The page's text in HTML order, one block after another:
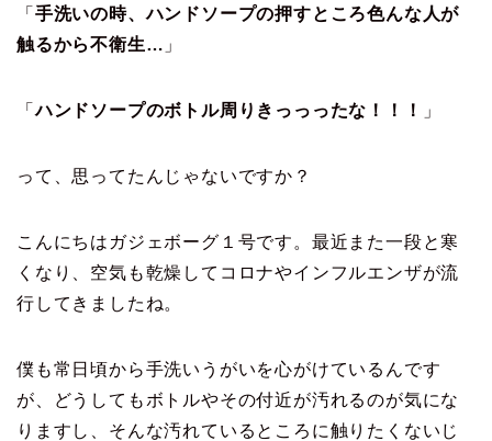
「 手洗いの時、ハンドソープの押すところ色んな人が
触るから不衛生… 」
「ハンドソープのボトル周りきっっったな！！！ 」
って、思ってたんじゃないですか？
こんにちはガジェボーグ１号です。最近また一段と寒
くなり、空気も乾燥してコロナやインフルエンザが流
行してきましたね。
僕も常日頃から手洗いうがいを心がけているんです
が、どうしてもボトルやその付近が汚れるのが気にな
りますし、そんな汚れているところに触りたくないじ